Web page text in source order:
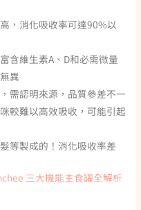
，消化吸收率可達90%以
富含維生素A、D和必需微量
異
需認明來源，品質參差不一
咪較難以高效吸收，可能引起
等製成的！消化吸收率差
三大機能主食罐全解析